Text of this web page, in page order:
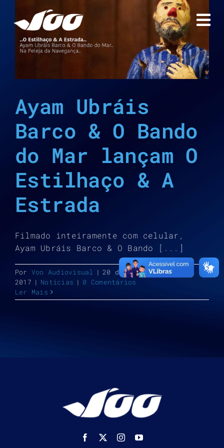
para
conteúdo
Ayam Ubráis
Barco & O Bando
do Mar lançam O
Estilhaço & A
Estrada
Filmado inteiramente com celular,
Ayam Ubráis Barco & O Bando [...]
Por Voo Audiovisual | 20 de dezembro de
2017 | Notícias | 0 Comentários
Ler Mais